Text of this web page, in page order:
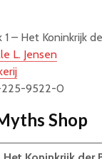
1 – Het Koninkrijk
L. Jensen
9522-0
Shop